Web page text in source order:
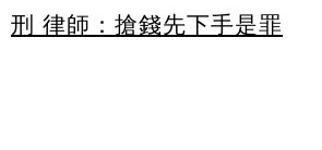
刑 律師：搶錢先下手是罪